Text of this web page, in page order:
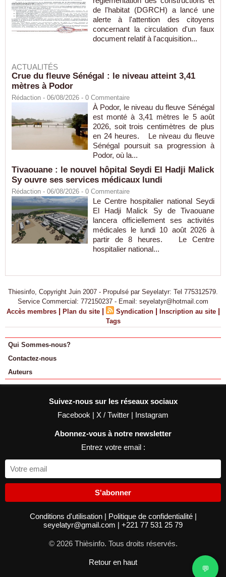
de l'habitat (DGRCH) a lancé une
alerte à l'attention des citoyens
concernant la circulation d'un faux
document relatif à l'acquisition...
ACTUALITÉS
Crue du fleuve Sénégal : le niveau atteint 3,41
mètres à Podor
Rédaction - 06/08/2026 - 0 Commentaire
À Podor, le niveau du fleuve Sénégal
est monté à 3,41 mètres le 5 août
2026, soit trois centimètres de plus
en 24 heures. Le niveau du fleuve
Sénégal poursuit sa progression à
Podor, où la...
Tivaouane : le nouvel hôpital Seydi El Hadji Malick
Sy ouvre ses services médicaux lundi
Rédaction - 06/08/2026 - 0 Commentaire
Le Centre hospitalier national Seydi
El Hadji Malick Sy de Tivaouane
lancera officiellement ses activités
médicales le lundi 10 août 2026 à
partir de 8 heures. Le Centre
hospitalier national...
Thiesinfo, Copyright Juin 2007 - Propulsé par Seyelatyr: Tel 775312579.
Service Commercial: 772150237 - Email: seyelatyr@hotmail.com
Accès membres | Plan du site | Syndication | Inscription au site |
Tags
Qui Sommes-nous?
Contactez-nous
Auteurs
Suivez-nous sur les réseaux sociaux
Facebook | X / Twitter | Instagram
Abonnez-vous à notre newsletter
Entrez votre email :
S'abonner
Conditions d'utilisation | Politique de confidentialité |
seyelatyr@gmail.com | +221 77 531 25 79
© 2026 Thièsinfo. Tous droits réservés.
Retour en haut
💬